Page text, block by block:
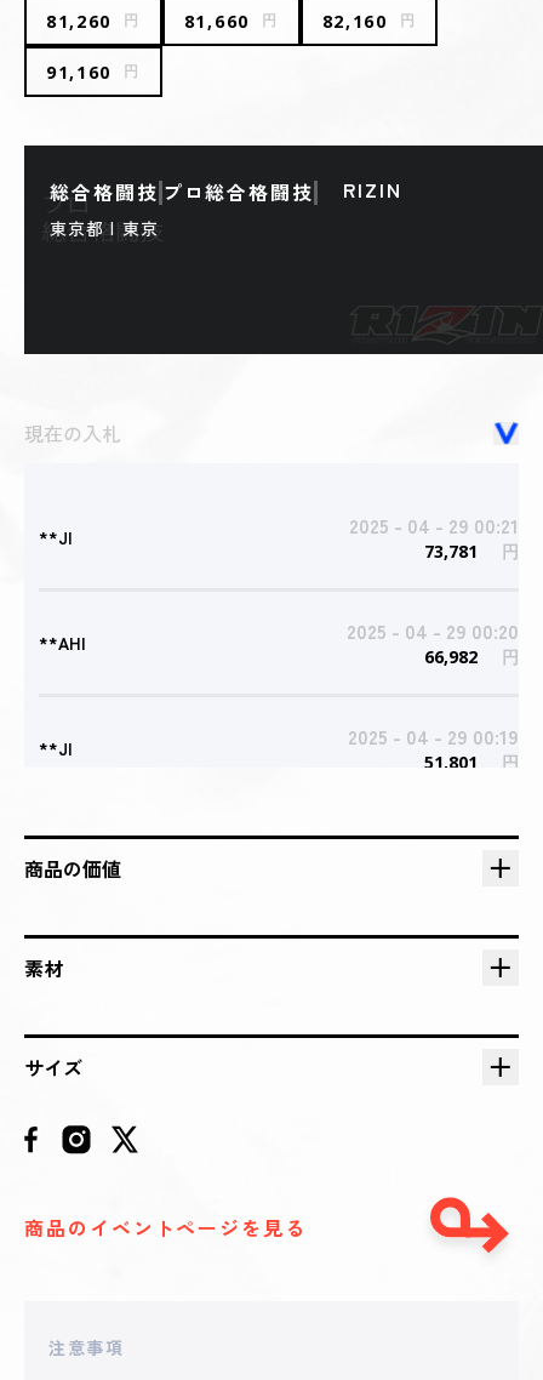
81,260 円 81,660 円 82,160 円
91,160 円
総合格闘技 プロ総合格闘技 RIZIN
東京都 | 東京
現在の入札
**JI 2025 - 04 - 29 00:21
73,781 円
**AHI 2025 - 04 - 29 00:20
66,982 円
**JI 2025 - 04 - 29 00:19
51,801 円
2025 - 04 - 29 00:18
円
**JI 2025 - 04 - 28 23:59
円
**UHEI 2025 - 04 - 28 23:58
2025 - 04 - 28 19:51
商品の価値
素材
サイズ
商品のイベントページを見る
注意事項